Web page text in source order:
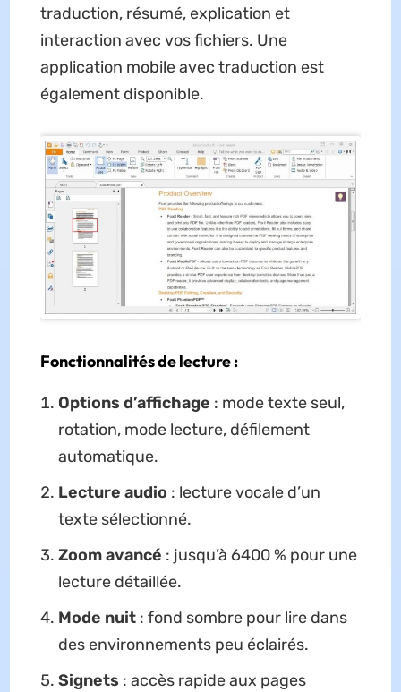
traduction, résumé, explication et
interaction avec vos fichiers. Une
application mobile avec traduction est
également disponible.
Fonctionnalités de lecture :
Options d’affichage : mode texte seul,
rotation, mode lecture, défilement
automatique.
Lecture audio : lecture vocale d’un
texte sélectionné.
Zoom avancé : jusqu’à 6400 % pour une
lecture détaillée.
Mode nuit: fond sombre pour lire dans
des environnements peu éclairés.
Signets : accès rapide aux pages